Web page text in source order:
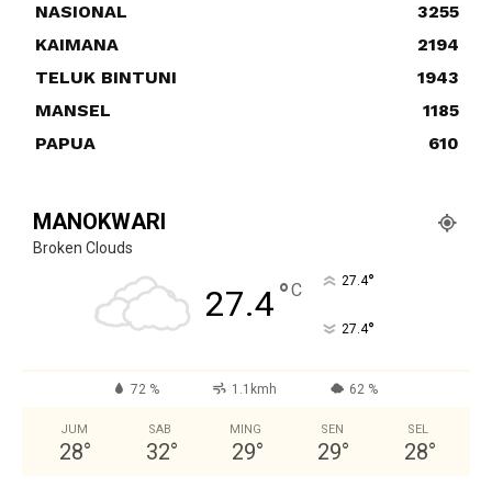
NASIONAL
3255
KAIMANA
2194
TELUK BINTUNI
1943
MANSEL
1185
PAPUA
610
MANOKWARI
Broken Clouds
27.4°C 27.4°
27.4°
72 % 1.1kmh 62 %
JUM
28°
SAB
32°
MING
29°
SEN
29°
SEL
28°